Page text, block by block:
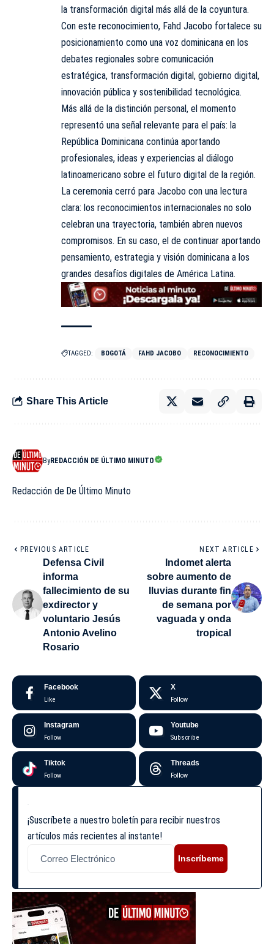
la transformación digital más allá de la coyuntura.
Con este reconocimiento, Fahd Jacobo fortalece su
posicionamiento como una voz dominicana en los
debates regionales sobre comunicación
estratégica, transformación digital, gobierno digital,
innovación pública y sostenibilidad tecnológica.
Más allá de la distinción personal, el momento
representó una señal relevante para el país: la
República Dominicana continúa aportando
profesionales, ideas y experiencias al diálogo
latinoamericano sobre el futuro digital de la región.
La ceremonia cerró para Jacobo con una lectura
clara: los reconocimientos internacionales no solo
celebran una trayectoria, también abren nuevos
compromisos. En su caso, el de continuar aportando
pensamiento, estrategia y visión dominicana a los
grandes desafíos digitales de América Latina.
TAGGED: BOGOTÁ FAHD JACOBO RECONOCIMIENTO
Share This Article
ByREDACCIÓN DE ÚLTIMO MINUTO
Redacción de De Último Minuto
PREVIOUS ARTICLE
Defensa Civil
informa
fallecimiento de su
exdirector y
voluntario Jesús
Antonio Avelino
Rosario
NEXT ARTICLE
Indomet alerta
sobre aumento de
lluvias durante fin
de semana por
vaguada y onda
tropical
Facebook
Like
X
Follow
Instagram
Follow
Youtube
Subscribe
Tiktok
Follow
Threads
Follow
¡Suscríbete a nuestro boletín para recibir nuestros
artículos más recientes al instante!
Inscríbeme